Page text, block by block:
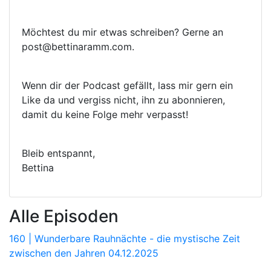
Möchtest du mir etwas schreiben? Gerne an
post@bettinaramm.com.
Wenn dir der Podcast gefällt, lass mir gern ein
Like da und vergiss nicht, ihn zu abonnieren,
damit du keine Folge mehr verpasst!
Bleib entspannt,
Bettina
Alle Episoden
160 | Wunderbare Rauhnächte - die mystische Zeit
zwischen den Jahren 04.12.2025